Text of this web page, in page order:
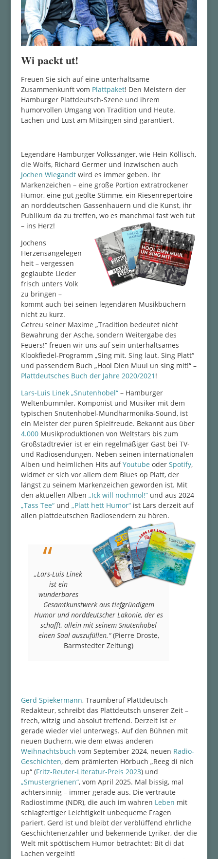
Wi packt ut!
Freuen Sie sich auf eine unterhaltsame
Zusammenkunft vom Plattpaket! Den Meistern der
Hamburger Plattdeutsch-Szene und ihrem
humorvollen Umgang von Tradition und Heute.
Lachen und Lust am Mitsingen sind garantiert.
Legendäre Hamburger Volkssänger, wie Hein Köllisch,
die Wolfs, Richard Germer und inzwischen auch
Jochen Wiegandtwird es immer geben. Ihr
Markenzeichen – eine große Portion extratrockener
Humor, eine gut geölte Stimme, ein Riesenrepertoire
an norddeutschen Gassenhauern und die Kunst, ihr
Publikum da zu treffen, wo es manchmal fast weh tut
– ins Herz!
Jochens
Herzensangelegen
heit – vergessen
geglaubte Lieder
frisch unters Volk
zu bringen –
kommt auch bei seinen legendären Musikbüchern
nicht zu kurz.
Getreu seiner Maxime „Tradition bedeutet nicht
Bewahrung der Asche, sondern Weitergabe des
Feuers!“ freuen wir uns auf sein unterhaltsames
Klookfiedel-Programm „Sing mit. Sing laut. Sing Platt“
und passendem Buch „Hool Dien Muul un sing mit!“ –
Plattdeutsches Buch der Jahre 2020/2021 !
Lars-Luis Linek „Snutenhobel“– Hamburger
Weltenbummler, Komponist und Musiker mit dem
typischen Snutenhobel-Mundharmonika-Sound, ist
ein Meister der puren Spielfreude. Bekannt aus über
4.000 Musikproduktionen von Weltstars bis zum
Großstadtrevier ist er ein regelmäßiger Gast bei TV-
und Radiosendungen. Neben seinen internationalen
Alben und heimlichen Hits aufYoutube oder Spotify,
widmet er sich vor allem dem Blues op Platt, der
längst zu seinem Markenzeichen geworden ist. Mit
den aktuellen Alben „Ick will nochmol!“und aus 2024
„Tass Tee“und „Platt hett Humor“ist Lars derzeit auf
allen plattdeutschen Radiosendern zu hören.
„Lars-Luis Linek
ist ein
wunderbares
Gesamtkunstwerk aus tiefgründigem
Humor und norddeutscher Lakonie,der es
schafft, allein mit seinem Snutenhobel
einen Saal auszufüllen.“ (Pierre Droste,
Barmstedter Zeitung)
Gerd Spiekermann, Traumberuf Plattdeutsch-
Redakteur, schreibt das Plattdeutsch unserer Zeit –
frech, witzig und absolut treffend. Derzeit ist er
gerade wieder viel unterwegs. Auf den Bühnen mit
neuen Büchern, wie dem etwas anderen
Weihnachtsbuch vom September 2024, neuen Radio-
Geschichten, dem prämierten Hörbuch „Reeg di nich
up“ (Fritz-Reuter-Literatur-Preis 2023) und
„Smustergrienen“, vom April 2025. Mal bissig, mal
achtersinnig – immer gerade aus. Die vertraute
Radiostimme (NDR), die auch im wahren Leben mit
schlagfertiger Leichtigkeit unbequeme Fragen
pariert. Gerd ist und bleibt der verblüffend ehrliche
Geschichtenerzähler und bekennende Lyriker, der die
Welt mit spöttischem Humor betrachtet: Bit di dat
Lachen vergeiht!